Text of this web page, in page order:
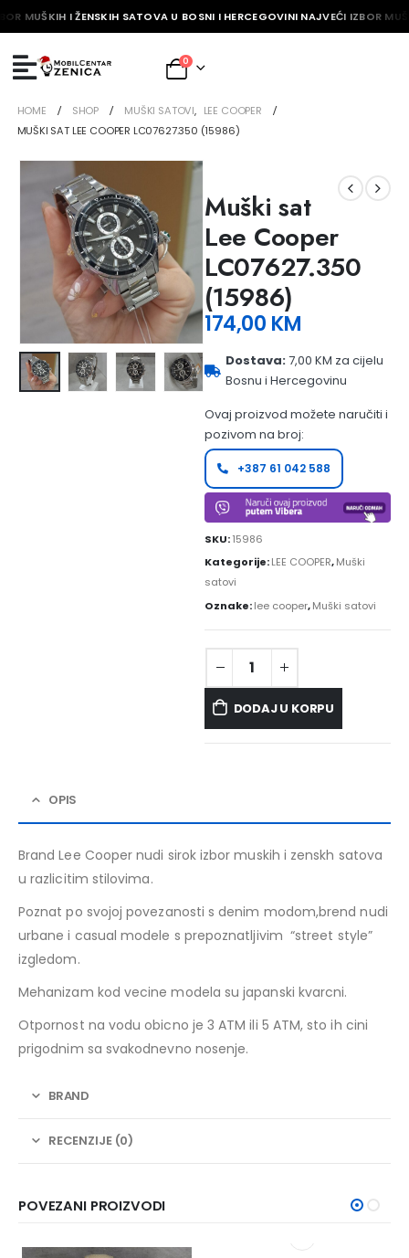
MUŠKIH I ŽENSKIH SATOVA U BOSNI I HERCEGOVINI NAJVEĆI IZBOR
0
HOME SHOP MUŠKI SATOVI, LEE COOPER
MUŠKI SAT LEE COOPER LC07627.350 (15986)
Muški sat
Lee Cooper
LC07627.350
(15986)
174,00 KM
Dostava:7,00 KM za cijelu
Bosnu i Hercegovinu
Ovaj proizvod možete naručiti i
pozivom na broj:
+387 61 042 588
SKU:15986
Kategorije:LEE COOPER,Muški
satovi
Oznake:lee cooper,Muški satovi
DODAJ U KORPU
OPIS
Brand Lee Cooper nudi sirok izbor muskih i zenskh satova
u razlicitim stilovima.
Poznat po svojoj povezanosti s denim modom,brend nudi
urbane i casual modele s prepoznatljivim “street style”
izgledom.
Mehanizam kod vecine modela su japanski kvarcni.
Otpornost na vodu obicno je 3 ATM ili 5 ATM, sto ih cini
prigodnim sa svakodnevno nosenje.
BRAND
RECENZIJE (0)
POVEZANI PROIZVODI